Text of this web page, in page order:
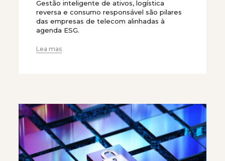
Gestão inteligente de ativos, logística
reversa e consumo responsável são pilares
das empresas de telecom alinhadas à
agenda ESG.
Lea mas